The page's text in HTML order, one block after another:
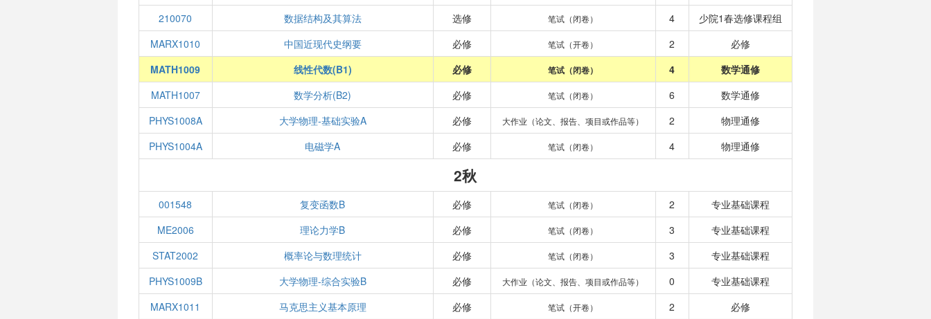
210070
数据结构及其算法 选修 笔试（闭卷） 4
少院1春选修课程组
MARX1010
中国近现代史纲要 必修 笔试（开卷） 2
必修
MATH1009
线性代数(B1) 必修 笔试（闭卷） 4
数学通修
MATH1007
数学分析(B2) 必修 笔试（闭卷） 6
数学通修
PHYS1008A
大学物理-基础实验A 必修 大作业（论文、报告、项目或作品等） 2
物理通修
PHYS1004A
电磁学A 必修 笔试（闭卷） 4 物理通修
2秋
001548 复变函数B 必修 笔试（闭卷） 2
专业基础课程
ME2006
理论力学B 必修 笔试（闭卷） 3
专业基础课程
STAT2002
概率论与数理统计 必修 笔试（闭卷） 3
专业基础课程
PHYS1009B
大学物理-综合实验B 必修 大作业（论文、报告、项目或作品等） 0
专业基础课程
MARX1011
马克思主义基本原理 必修 笔试（开卷） 2
必修